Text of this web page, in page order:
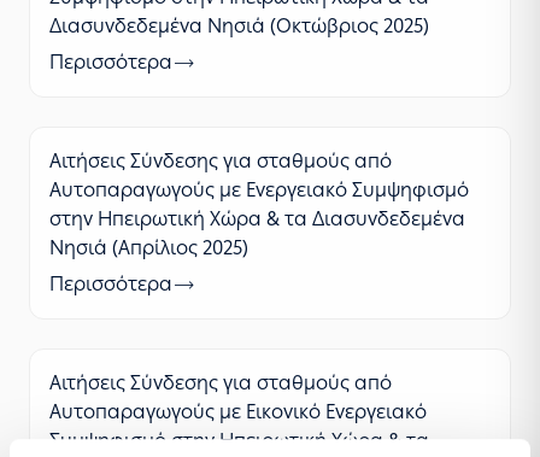
Διασυνδεδεμένα Νησιά (Οκτώβριος 2025)
Περισσότερα
Αιτήσεις Σύνδεσης για σταθμούς από
Αυτοπαραγωγούς με Ενεργειακό Συμψηφισμό
στην Ηπειρωτική Χώρα & τα Διασυνδεδεμένα
Νησιά (Απρίλιος 2025)
Περισσότερα
Αιτήσεις Σύνδεσης για σταθμούς από
Αυτοπαραγωγούς με Εικονικό Ενεργειακό
Συμψηφισμό στην Ηπειρωτική Χώρα & τα